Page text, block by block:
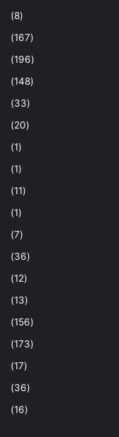
(8)
(167)
(196)
(148)
(33)
(20)
(1)
(1)
(11)
(1)
(7)
(36)
(12)
(13)
(156)
(173)
(17)
(36)
(16)